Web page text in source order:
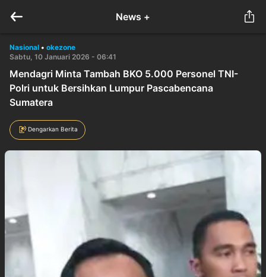
News +
Nasional • okezone
Sabtu, 10 Januari 2026 - 06:41
Mendagri Minta Tambah BKO 5.000 Personel TNI-
Polri untuk Bersihkan Lumpur Pascabencana
Sumatera
Dengarkan Berita